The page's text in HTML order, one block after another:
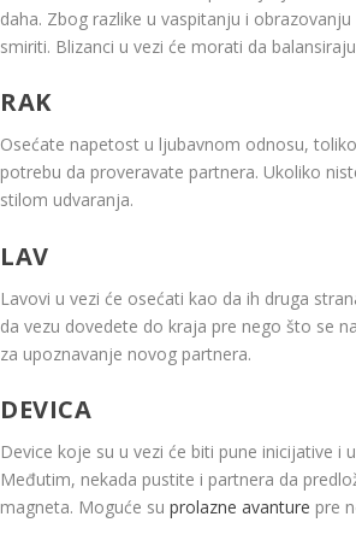
daha. Zbog razlike u vaspitanju i
smiriti. Blizanci u vezi će morati da
RAK
Osećate napetost u ljubavnom odnosu,
potrebu da proveravate partnera. Ukoliko
stilom udvaranja.
LAV
Lavovi u vezi će osećati kao da ih druga
da vezu dovedete do kraja pre nego što se
za upoznavanje novog partnera.
DEVICA
Device koje su u vezi će biti pune inicijative
Međutim, nekada pustite i partnera da
magneta. Moguće su prolazne avanture pre